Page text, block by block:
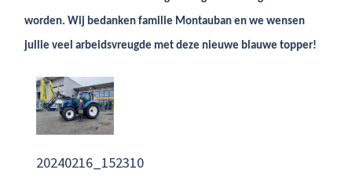
worden. Wij bedanken familie Montauban en we wensen
jullie veel arbeidsvreugde met deze nieuwe blauwe topper!
20240216_152310